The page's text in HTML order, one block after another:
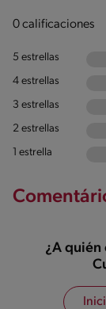
0 calificaciones
5 estrellas
4 estrellas
3 estrellas
2 estrellas
1 estrella
¿A quién